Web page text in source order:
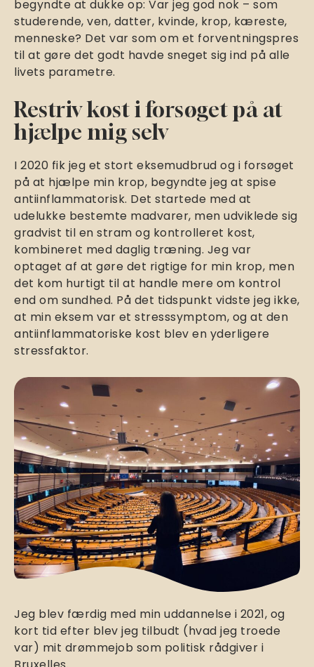
begyndte at dukke op: Var jeg god nok – som
studerende, ven, datter, kvinde, krop, kæreste,
menneske? Det var som om et forventningspres
til at gøre det godt havde sneget sig ind på alle
livets parametre.
Restriv kost i forsøget på at
hjælpe mig selv
I 2020 fik jeg et stort eksemudbrud og i forsøget
på at hjælpe min krop, begyndte jeg at spise
antiinflammatorisk. Det startede med at
udelukke bestemte madvarer, men udviklede sig
gradvist til en stram og kontrolleret kost,
kombineret med daglig træning. Jeg var
optaget af at gøre det rigtige for min krop, men
det kom hurtigt til at handle mere om kontrol
end om sundhed. På det tidspunkt vidste jeg ikke,
at min eksem var et stresssymptom, og at den
antiinflammatoriske kost blev en yderligere
stressfaktor.
Jeg blev færdig med min uddannelse i 2021, og
kort tid efter blev jeg tilbudt (hvad jeg troede
var) mit drømmejob som politisk rådgiver i